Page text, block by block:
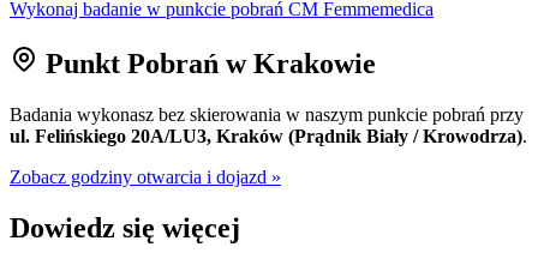
Wykonaj badanie w punkcie pobrań CM Femmemedica
Punkt Pobrań w Krakowie
Badania wykonasz bez skierowania w naszym punkcie pobrań przy
ul. Felińskiego 20A/LU3, Kraków (Prądnik Biały / Krowodrza).
Zobacz godziny otwarcia i dojazd »
Dowiedz się więcej